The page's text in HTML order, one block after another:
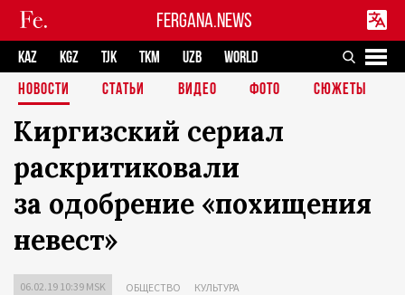
FERGANA.NEWS
KAZ KGZ TJK TKM UZB
WORLD
НОВОСТИ
СТАТЬИ ВИДЕО ФОТО СЮЖЕТЫ
Киргизский сериал
раскритиковали
за одобрение «похищения
невест»
06.02.19 10:39 MSK ОБЩЕСТВО КУЛЬТУРА